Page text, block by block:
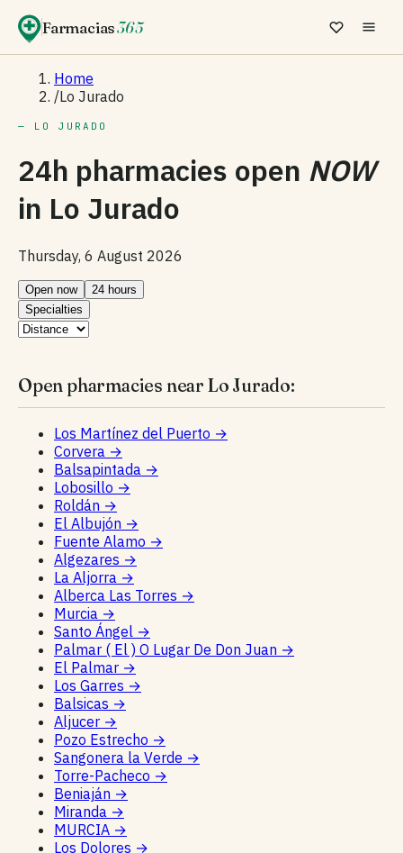
Farmacias365
Home
/Lo Jurado
— LO JURADO
24h pharmacies open NOW
in Lo Jurado
Thursday, 6 August 2026
Open now
24 hours
Specialties
Open pharmacies near Lo Jurado:
Los Martínez del Puerto →
Corvera →
Balsapintada →
Lobosillo →
Roldán →
El Albujón →
Fuente Alamo →
Algezares →
La Aljorra →
Alberca Las Torres →
Murcia →
Santo Ángel →
Palmar ( El ) O Lugar De Don Juan →
El Palmar →
Los Garres →
Balsicas →
Aljucer →
Pozo Estrecho →
Sangonera la Verde →
Torre-Pacheco →
Beniaján →
Miranda →
MURCIA →
Los Dolores →